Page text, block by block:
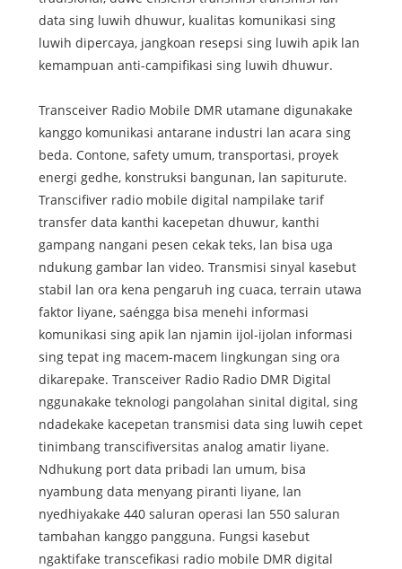
data sing luwih dhuwur, kualitas komunikasi sing
luwih dipercaya, jangkoan resepsi sing luwih apik lan
kemampuan anti-campifikasi sing luwih dhuwur.
Transceiver Radio Mobile DMR utamane digunakake
kanggo komunikasi antarane industri lan acara sing
beda. Contone, safety umum, transportasi, proyek
energi gedhe, konstruksi bangunan, lan sapiturute.
Transcifiver radio mobile digital nampilake tarif
transfer data kanthi kacepetan dhuwur, kanthi
gampang nangani pesen cekak teks, lan bisa uga
ndukung gambar lan video. Transmisi sinyal kasebut
stabil lan ora kena pengaruh ing cuaca, terrain utawa
faktor liyane, saéngga bisa menehi informasi
komunikasi sing apik lan njamin ijol-ijolan informasi
sing tepat ing macem-macem lingkungan sing ora
dikarepake. Transceiver Radio Radio DMR Digital
nggunakake teknologi pangolahan sinital digital, sing
ndadekake kacepetan transmisi data sing luwih cepet
tinimbang transcifiversitas analog amatir liyane.
Ndhukung port data pribadi lan umum, bisa
nyambung data menyang piranti liyane, lan
nyedhiyakake 440 saluran operasi lan 550 saluran
tambahan kanggo pangguna. Fungsi kasebut
ngaktifake transcefikasi radio mobile DMR digital